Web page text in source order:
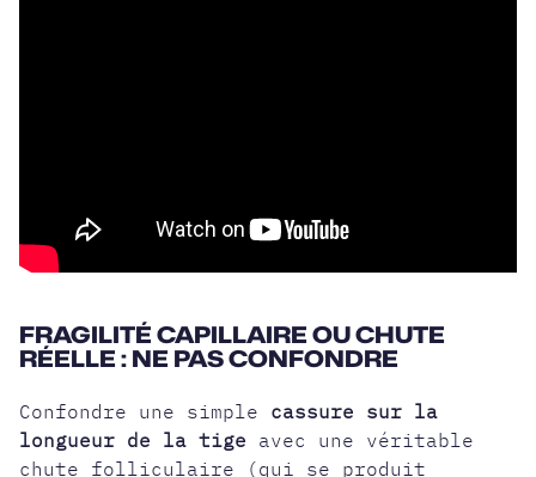
FRAGILITÉ CAPILLAIRE OU CHUTE
RÉELLE : NE PAS CONFONDRE
Confondre une simple cassure sur la
longueur de la tige avec une véritable
chute folliculaire (qui se produit